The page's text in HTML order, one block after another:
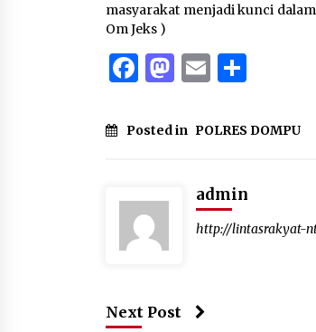
masyarakat menjadi kunci
Om Jeks )
Facebook
Mastodon
Email
Posted in POLRES DOMPU
admin
http://lintasrakyat-
Next Post